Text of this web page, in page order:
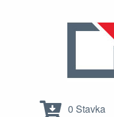
0 Stavka